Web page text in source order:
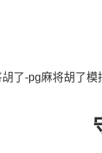
了-pg麻将胡了模